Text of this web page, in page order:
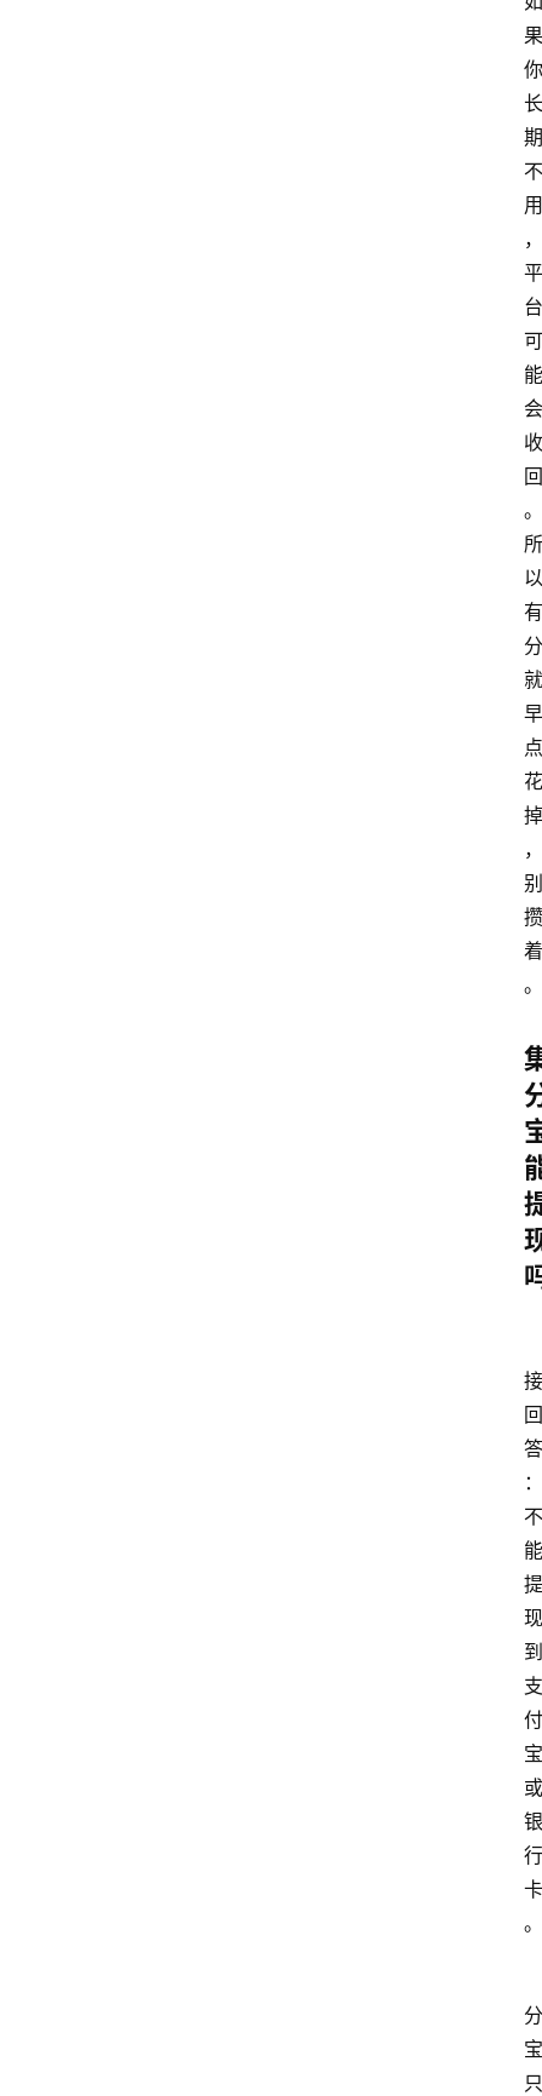
果
你
长
期
不
用
，
平
台
可
能
会
收
回
。
所
以
有
分
就
早
点
花
掉
，
别
攒
着
。
接
回
答
：
不
能
提
现
到
支
付
宝
或
银
行
卡
。
分
宝
只